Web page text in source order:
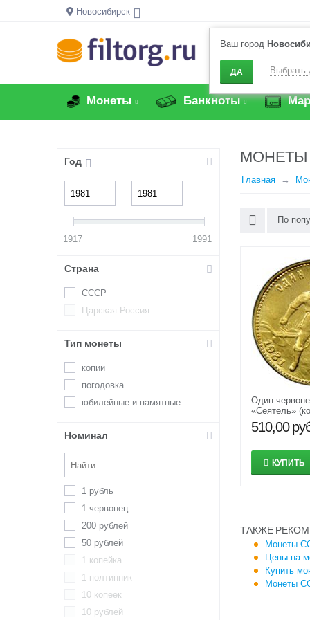
Новосибирск
Ваш город
ДА Выбрать
Монеты Банкноты
МОНЕТЫ
Главная
По
Один
«Сеятель»
510,00
КУПИТЬ
ТАКЖЕ
Монеты
Цены на
Купить
Монеты
Год
–
1917 1991
Страна
СССР
Царская Россия
Тип монеты
копии
погодовка
юбилейные и памятные
Номинал
1 рубль
1 червонец
200 рублей
50 рублей
1 копейка
1 полтинник
10 копеек
10 рублей